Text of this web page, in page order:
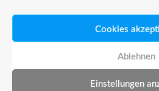
Cookies
Ablehnen
Einstellungen
© 2026 TUP GmbH & Co. KG –